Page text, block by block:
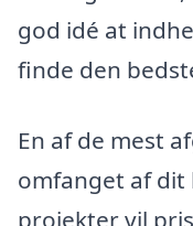
god idé at
finde den
En af de mest
omfanget af
projekter vil